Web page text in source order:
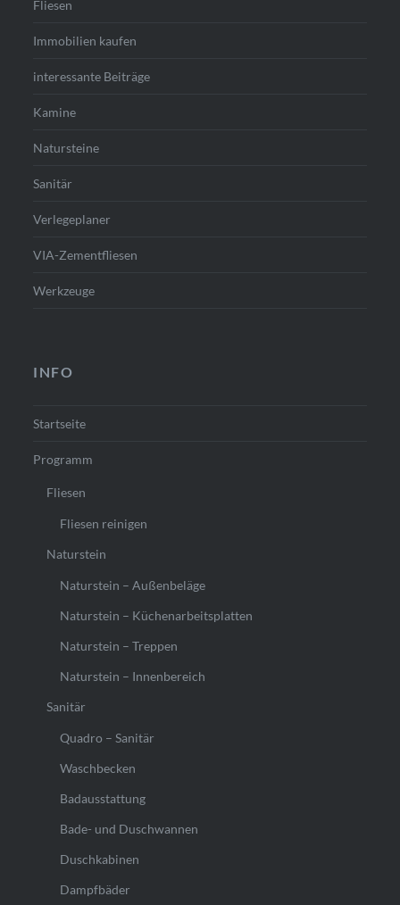
Fliesen
Immobilien kaufen
interessante Beiträge
Kamine
Natursteine
Sanitär
Verlegeplaner
VIA-Zementfliesen
Werkzeuge
INFO
Startseite
Programm
Fliesen
Fliesen reinigen
Naturstein
Naturstein – Außenbeläge
Naturstein – Küchenarbeitsplatten
Naturstein – Treppen
Naturstein – Innenbereich
Sanitär
Quadro – Sanitär
Waschbecken
Badausstattung
Bade- und Duschwannen
Duschkabinen
Dampfbäder